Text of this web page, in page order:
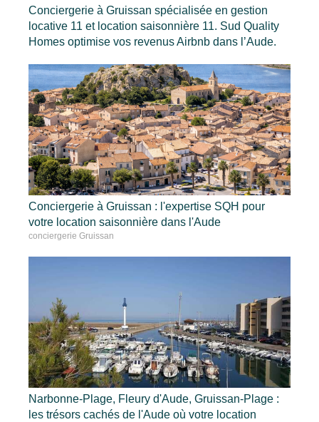
Conciergerie à Gruissan spécialisée en gestion
locative 11 et location saisonnière 11. Sud Quality
Homes optimise vos revenus Airbnb dans l’Aude.
Conciergerie à Gruissan : l'expertise SQH pour
votre location saisonnière dans l'Aude
conciergerie Gruissan
Narbonne-Plage, Fleury d'Aude, Gruissan-Plage :
les trésors cachés de l'Aude où votre location